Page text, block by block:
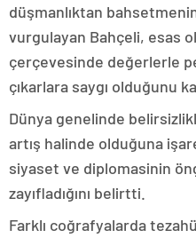
düşmanlıktan
vurgulayan Bahçeli, esas
çerçevesinde değerlerle
çıkarlara saygı olduğunu
Dünya genelinde
artış halinde olduğuna
siyaset ve diplomasinin
zayıfladığını belirtti.
Farklı coğrafyalarda